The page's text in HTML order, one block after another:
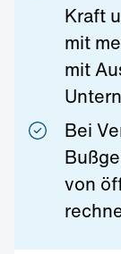
Kraft
mit
mit
Bei
von